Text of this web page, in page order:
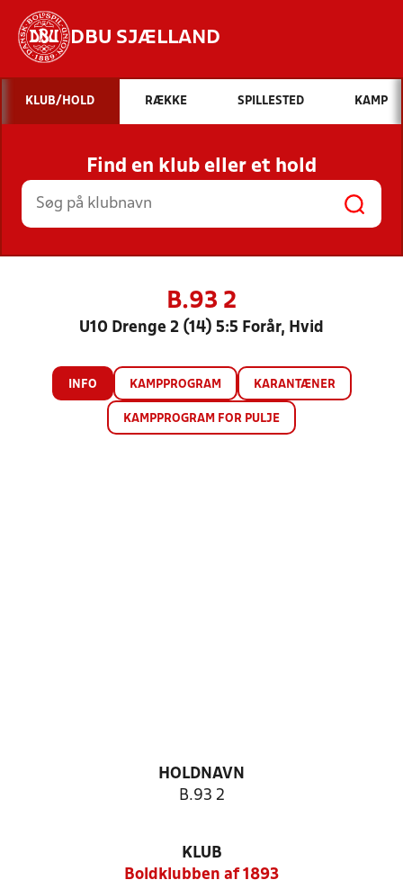
DBU SJÆLLAND
Hvad vil du søge efter?
INDHOLD OG NYHEDER
STILLINGER, RESULTATER, KLUBBER OG
HOLD
KLUB/HOLD RÆKKE SPILLESTED KAMP
Find en klub eller et hold
B.93 2
U10 Drenge 2 (14) 5:5 Forår, Hvid
INFO KAMPPROGRAM KARANTÆNER
KAMPPROGRAM FOR PULJE
HOLDNAVN
B.93 2
KLUB
Boldklubben af 1893